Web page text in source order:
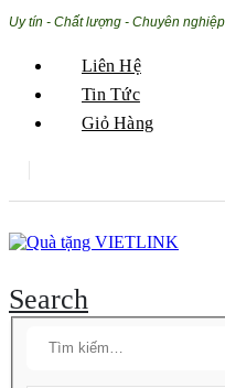
Uy tín - Chất lượng - Chuyên
Liên Hệ
Tin Tức
Giỏ Hàng
Search